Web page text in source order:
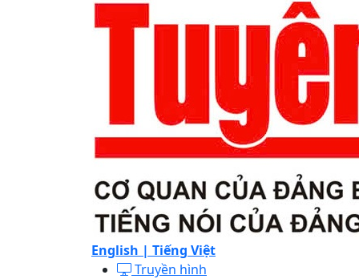
English | Tiếng Việt
Truyền hình